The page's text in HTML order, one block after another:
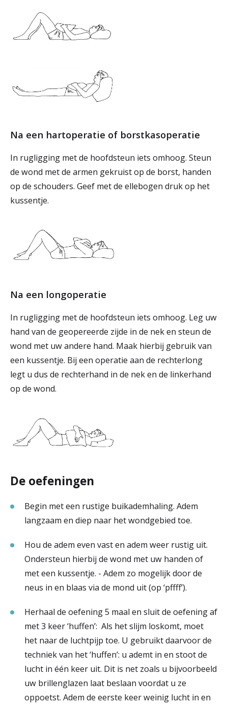
Na een hartoperatie of borstkasoperatie
In rugligging met de hoofdsteun iets omhoog. Steun
de wond met de armen gekruist op de borst, handen
op de schouders. Geef met de ellebogen druk op het
kussentje.
Na een longoperatie
In rugligging met de hoofdsteun iets omhoog. Leg uw
hand van de geopereerde zijde in de nek en steun de
wond met uw andere hand. Maak hierbij gebruik van
een kussentje. Bij een operatie aan de rechterlong
legt u dus de rechterhand in de nek en de linkerhand
op de wond.
De oefeningen
Begin met een rustige buikademhaling. Adem
langzaam en diep naar het wondgebied toe.
Hou de adem even vast en adem weer rustig uit.
Ondersteun hierbij de wond met uw handen of
met een kussentje. - Adem zo mogelijk door de
neus in en blaas via de mond uit (op ‘pffff’).
Herhaal de oefening 5 maal en sluit de oefening af
met 3 keer ‘huffen’: Als het slijm loskomt, moet
het naar de luchtpijp toe. U gebruikt daarvoor de
techniek van het ‘huffen’: u ademt in en stoot de
lucht in één keer uit. Dit is net zoals u bijvoorbeeld
uw brillenglazen laat beslaan voordat u ze
oppoetst. Adem de eerste keer weinig lucht in en